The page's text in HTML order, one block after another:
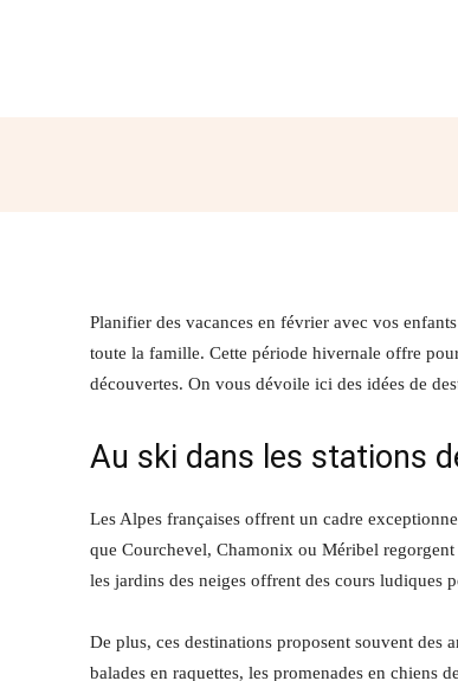
Planifier des vacances en février avec vos
toute la famille. Cette période hivernale offre
découvertes. On vous dévoile ici des idées de
Au ski dans les stations
Les Alpes françaises offrent un cadre
que Courchevel, Chamonix ou Méribel regorgent
les jardins des neiges offrent des cours ludiques
De plus, ces destinations proposent souvent des
balades en raquettes, les promenades en chiens